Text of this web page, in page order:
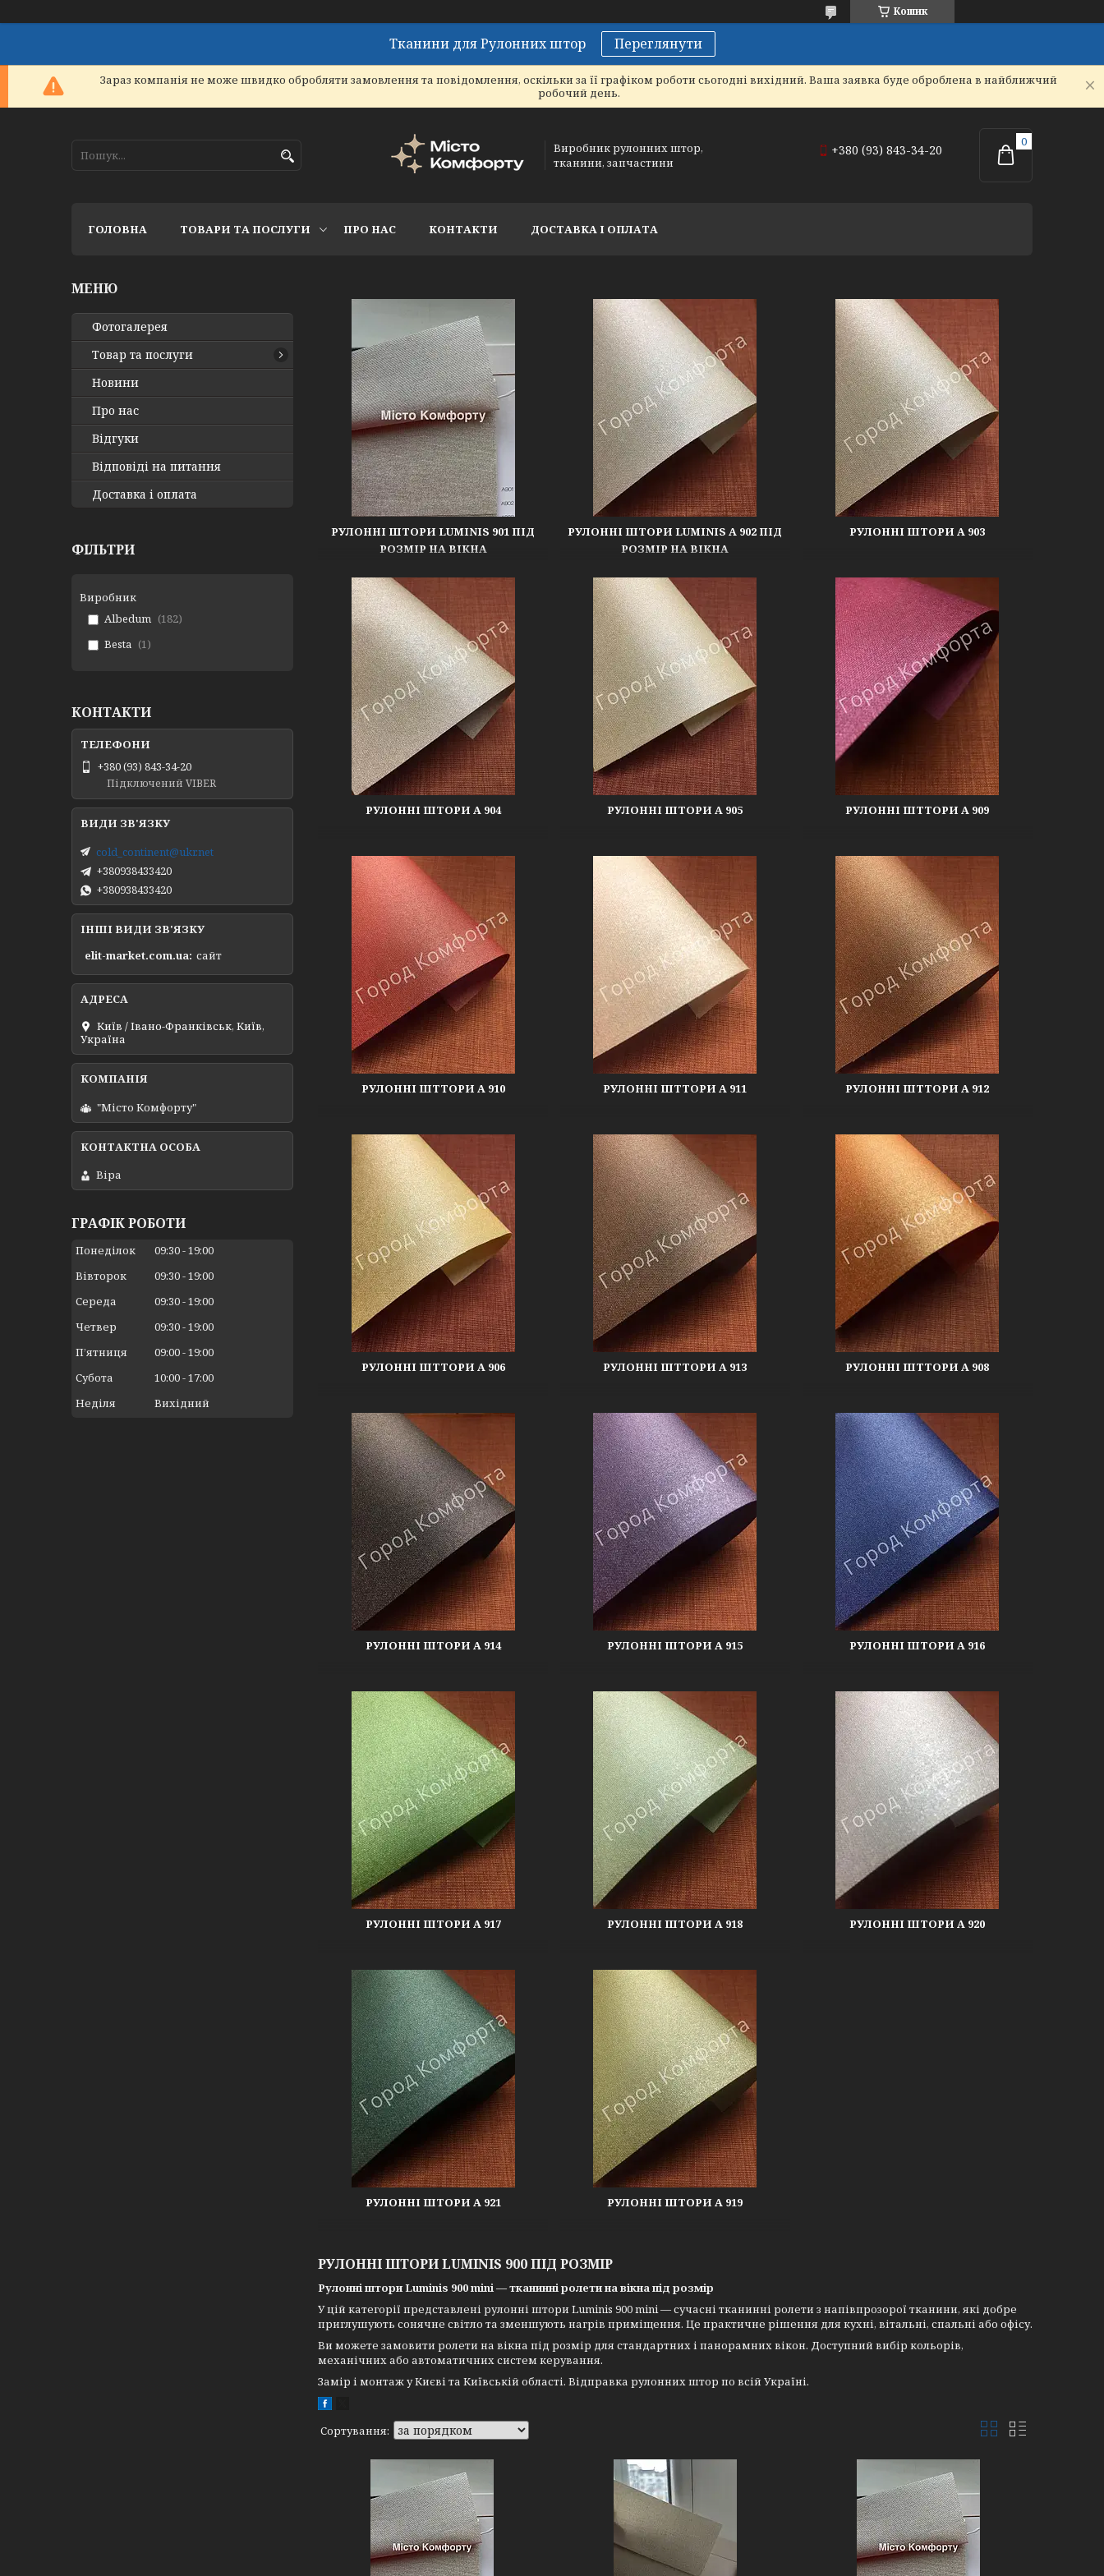
Кошик
Тканини для Рулонних штор Переглянути
Зараз компанія не може швидко обробляти замовлення та повідомлення, оскільки за її графіком роботи сьогодні вихідний. Ваша заявка буде оброблена в найближчий
робочий день.
Виробник рулонних штор,
тканини, запчастини
+380 (93) 843-34-20
ГОЛОВНА ТОВАРИ ТА ПОСЛУГИ ПРО НАС КОНТАКТИ ДОСТАВКА І ОПЛАТА
РУЛОННІ ШТОРИ LUMINIS 901 ПІД
РОЗМІР НА ВІКНА
РУЛОННІ ШТОРИ LUMINIS A 902 ПІД
РОЗМІР НА ВІКНА
РУЛОННІ ШТОРИ А 903
РУЛОННІ ШТОРИ А 904 РУЛОННІ ШТОРИ А 905 РУЛОННІ ШТТОРИ А 909
РУЛОННІ ШТТОРИ А 910 РУЛОННІ ШТТОРИ А 911 РУЛОННІ ШТТОРИ А 912
РУЛОННІ ШТТОРИ А 906 РУЛОННІ ШТТОРИ А 913 РУЛОННІ ШТТОРИ А 908
РУЛОННІ ШТОРИ А 914 РУЛОННІ ШТОРИ А 915 РУЛОННІ ШТОРИ А 916
РУЛОННІ ШТОРИ А 917 РУЛОННІ ШТОРИ А 918 РУЛОННІ ШТОРИ А 920
РУЛОННІ ШТОРИ А 921 РУЛОННІ ШТОРИ А 919
РУЛОННІ ШТОРИ LUMINIS 900 ПІД РОЗМІР
Рулонні штори Luminis 900 mini — тканинні ролети на вікна під розмір
У цій категорії представлені рулонні штори Luminis 900 mini — сучасні тканинні ролети з напівпрозорої тканини, які добре
приглушують сонячне світло та зменшують нагрів приміщення. Це практичне рішення для кухні, вітальні, спальні або офісу.
Ви можете замовити ролети на вікна під розмір для стандартних і панорамних вікон. Доступний вибір кольорів,
механічних або автоматичних систем керування.
Замір і монтаж у Києві та Київській області. Відправка рулонних штор по всій Україні.
Фотогалерея
Товар та послуги
Новини
Про нас
Відгуки
Відповіді на питання
Доставка і оплата
ФІЛЬТРИ
Виробник
Albedum
182
Besta
1
КОНТАКТИ
+380 (93) 843-34-20
Підключений VIBER
cold_continent@ukr.net
+380938433420
+380938433420
ІНШІ ВИДИ ЗВ'ЯЗКУ
elit-market.com.ua сайт
Київ / Івано-Франківськ, Київ,
Україна
"Місто Комфорту"
Віра
ГРАФІК РОБОТИ
Понеділок 09:30 19:00
Вівторок
09:30 19:00
Середа
09:30 19:00
Четвер
09:30 19:00
Пʼятниця
09:00 19:00
Субота
10:00 17:00
Неділя
Вихідний